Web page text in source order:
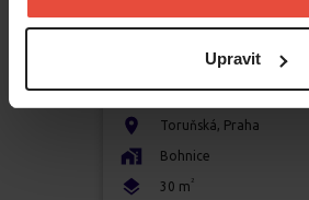
Upravit
14400Kč
Toruňská, Praha
Bohnice
30 m 2